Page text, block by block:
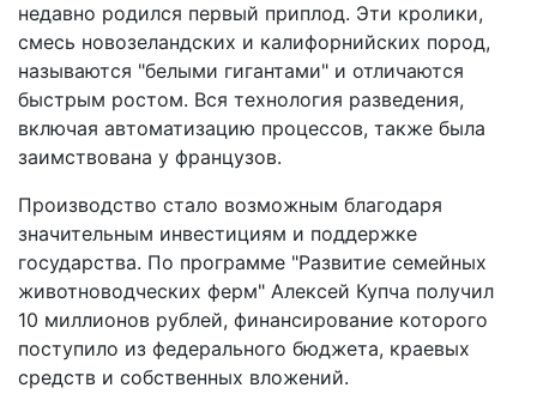
недавно родился первый приплод. Эти кролики,
смесь новозеландских и калифорнийских пород,
называются "белыми гигантами" и отличаются
быстрым ростом. Вся технология разведения,
включая автоматизацию процессов, также была
заимствована у французов.
Производство стало возможным благодаря
значительным инвестициям и поддержке
государства. По программе "Развитие семейных
животноводческих ферм" Алексей Купча получил
10 миллионов рублей, финансирование которого
поступило из федерального бюджета, краевых
средств и собственных вложений.